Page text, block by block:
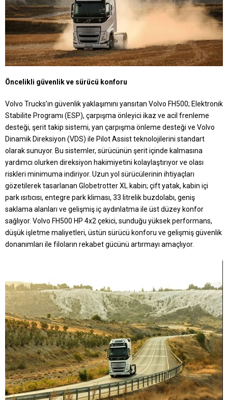
Öncelikli güvenlik ve sürücü konforu
Volvo Trucks’ın güvenlik yaklaşımını yansıtan Volvo FH500; Elektronik
Stabilite Programı (ESP), çarpışma önleyici ikaz ve acil frenleme
desteği, şerit takip sistemi, yan çarpışma önleme desteği ve Volvo
Dinamik Direksiyon (VDS) ile Pilot Assist teknolojilerini standart
olarak sunuyor. Bu sistemler, sürücünün şerit içinde kalmasına
yardımcı olurken direksiyon hakimiyetini kolaylaştırıyor ve olası
riskleri minimuma indiriyor. Uzun yol sürücülerinin ihtiyaçları
gözetilerek tasarlanan Globetrotter XL kabin; çift yatak, kabin içi
park ısıtıcısı, entegre park kliması, 33 litrelik buzdolabı, geniş
saklama alanları ve gelişmiş iç aydınlatma ile üst düzey konfor
sağlıyor. Volvo FH500 HP 4x2 çekici, sunduğu yüksek performans,
düşük işletme maliyetleri, üstün sürücü konforu ve gelişmiş güvenlik
donanımları ile filoların rekabet gücünü artırmayı amaçlıyor.